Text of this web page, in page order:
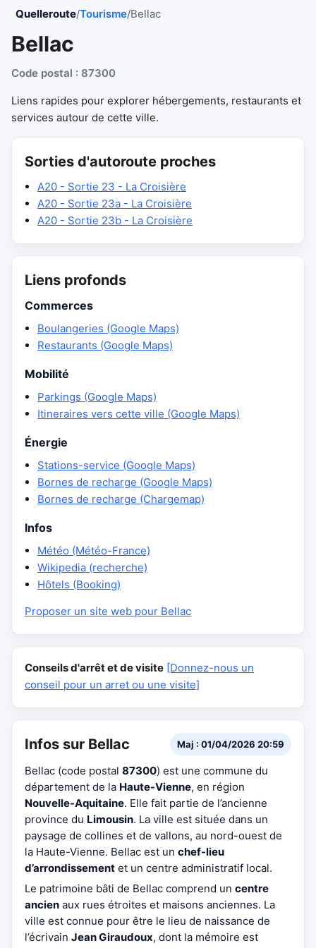
Quelleroute/Tourisme/Bellac
Bellac
Code postal : 87300
Liens rapides pour explorer hébergements, restaurants et
services autour de cette ville.
Sorties d'autoroute proches
A20 - Sortie 23 - La Croisière
A20 - Sortie 23a - La Croisière
A20 - Sortie 23b - La Croisière
Liens profonds
Commerces
Boulangeries (Google Maps)
Restaurants (Google Maps)
Mobilité
Parkings (Google Maps)
Itineraires vers cette ville (Google Maps)
Énergie
Stations-service (Google Maps)
Bornes de recharge (Google Maps)
Bornes de recharge (Chargemap)
Infos
Météo (Météo-France)
Wikipedia (recherche)
Hôtels (Booking)
Proposer un site web pour Bellac
Conseils d'arrêt et de visite [Donnez-nous un
conseil pour un arret ou une visite]
Infos sur Bellac Maj : 01/04/2026 20:59
Bellac (code postal 87300) est une commune du
département de la Haute-Vienne, en région
Nouvelle-Aquitaine. Elle fait partie de l’ancienne
province du Limousin. La ville est située dans un
paysage de collines et de vallons, au nord-ouest de
la Haute-Vienne. Bellac est un chef-lieu
d’arrondissement et un centre administratif local.
Le patrimoine bâti de Bellac comprend un centre
ancien aux rues étroites et maisons anciennes. La
ville est connue pour être le lieu de naissance de
l’écrivain Jean Giraudoux, dont la mémoire est